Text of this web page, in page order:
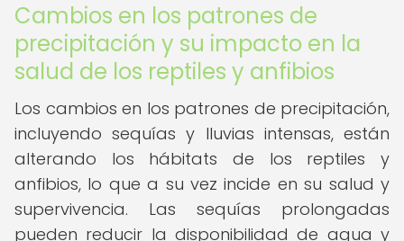
Cambios en los patrones de
precipitación y su impacto en la
salud de los reptiles y anfibios
Los cambios en los patrones de precipitación,
incluyendo sequías y lluvias intensas, están
alterando los hábitats de los reptiles y
anfibios, lo que a su vez incide en su salud y
supervivencia. Las sequías prolongadas
pueden reducir la disponibilidad de agua y